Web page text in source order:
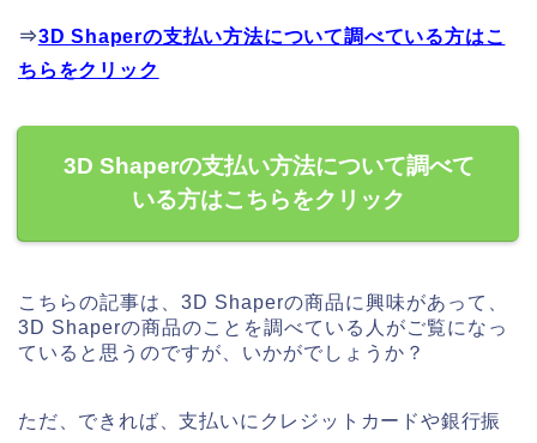
⇒3D Shaperの支払い方法について調べている方はこ
ちらをクリック
3D Shaperの支払い方法について調べて
いる方はこちらをクリック
こちらの記事は、3D Shaperの商品に興味があって、
3D Shaperの商品のことを調べている人がご覧になっ
ていると思うのですが、いかがでしょうか？
ただ、できれば、支払いにクレジットカードや銀行振